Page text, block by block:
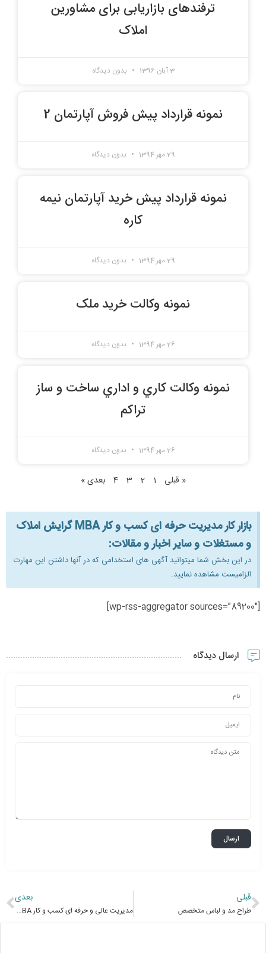
ترفندهای بازاریابی برای مشاورین
املاک
3 آبان 1396 بدون دیدگاه
نمونه قرارداد پیش فروش آپارتمان 2
29 مهر 1394 بدون دیدگاه
نمونه قرارداد پیش خرید آپارتمان نیمه
کاره
29 مهر 1394 بدون دیدگاه
نمونه وکالت خرید ملک
26 مهر 1394 بدون دیدگاه
نمونه وكالت كاري و اداري ساخت و ساز
تراكم
26 مهر 1394 بدون دیدگاه
« قبلی 1
2
3
4 بعدی »
بازار کار مدیریت حرفه ای کسب و کار MBA گرایش املاک
و مستغلات و سایر اخبار و مقالات:
در این بخش شما میتوانید آگهی های استخدامی که در آنها داشتن این مهارت
الزامیست مشاهده نمایید.
[wp-rss-aggregator sources=”89200″]
ارسال دیدگاه
قبلی
طراح مد و لباس متخصص
بعدی
مدیریت عالی و حرفه ای کسب و کار DBA گرایش املاک و مستغلات Real Estate Doctor Of Business Administration E-learning